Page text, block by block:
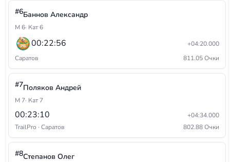
#6Баннов Александр
М 6· Кат 6
00:22:56
+04:20.000
Саратов
811.05 Очки
#7Поляков Андрей
М 7· Кат 7
00:23:10
+04:34.000
TrailPro · Саратов
802.88 Очки
#8Степанов Олег